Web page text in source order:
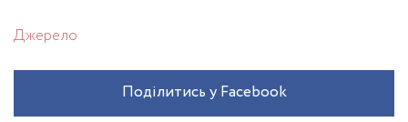
Джерело
Поділитись у Facebook